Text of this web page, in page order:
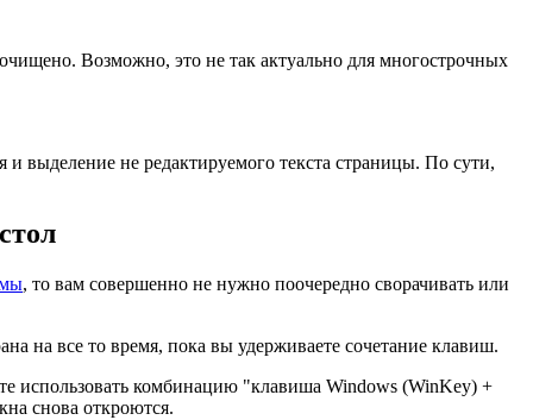
Возможно, это не так актуально для многострочных
не редактируемого текста страницы. По сути,
, то вам совершенно не нужно поочередно сворачивать или
на все то время, пока вы удерживаете сочетание клавиш.
использовать комбинацию "клавиша Windows (WinKey) +
снова откроются.